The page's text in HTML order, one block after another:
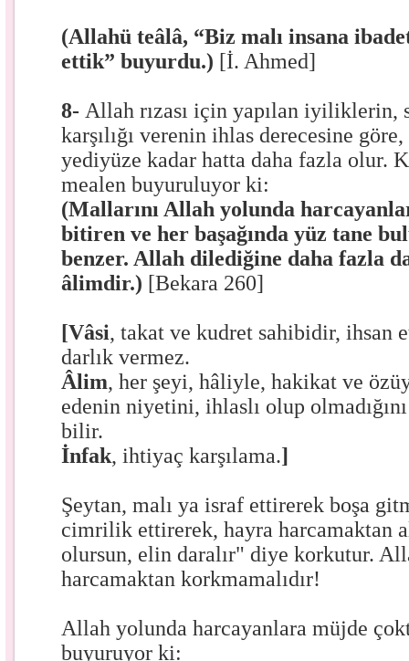
(Allahü teâlâ, “Biz malı insana
ettik” buyurdu.) [İ. Ahmed]
8- Allah rızası için yapılan iyiliklerin,
karşılığı verenin ihlas derecesine
yediyüze kadar hatta daha fazla olur.
mealen buyuruluyor ki:
(Mallarını Allah yolunda
bitiren ve her başağında yüz tane
benzer. Allah dilediğine daha fazla
âlimdir.) [Bekara 260]
[Vâsi, takat ve kudret sahibidir, ihsan
darlık vermez.
Âlim, her şeyi, hâliyle, hakikat ve
edenin niyetini, ihlaslı olup
bilir.
İnfak, ihtiyaç karşılama.]
Şeytan, malı ya israf ettirerek boşa
cimrilik ettirerek, hayra harcamaktan
olursun, elin daralır" diye korkutur.
harcamaktan korkmamalıdır!
Allah yolunda harcayanlara müjde
buyuruyor ki: